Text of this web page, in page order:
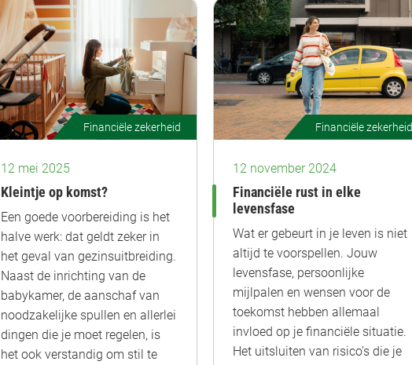
Financiële zekerheid
12 mei 2025
Kleintje op komst?
Een goede voorbereiding is het
halve werk: dat geldt zeker in
het geval van gezinsuitbreiding.
Naast de inrichting van de
babykamer, de aanschaf van
noodzakelijke spullen en allerlei
dingen die je moet regelen, is
het ook verstandig om stil te
Financiële zekerheid
12 november 2024
Financiële rust in elke
levensfase
Wat er gebeurt in je leven is niet
altijd te voorspellen. Jouw
levensfase, persoonlijke
mijlpalen en wensen voor de
toekomst hebben allemaal
invloed op je financiële situatie.
Het uitsluiten van risico’s die je